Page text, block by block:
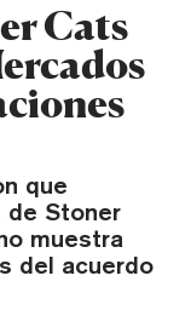
Cats
que
de Stoner
muestra
del acuerdo